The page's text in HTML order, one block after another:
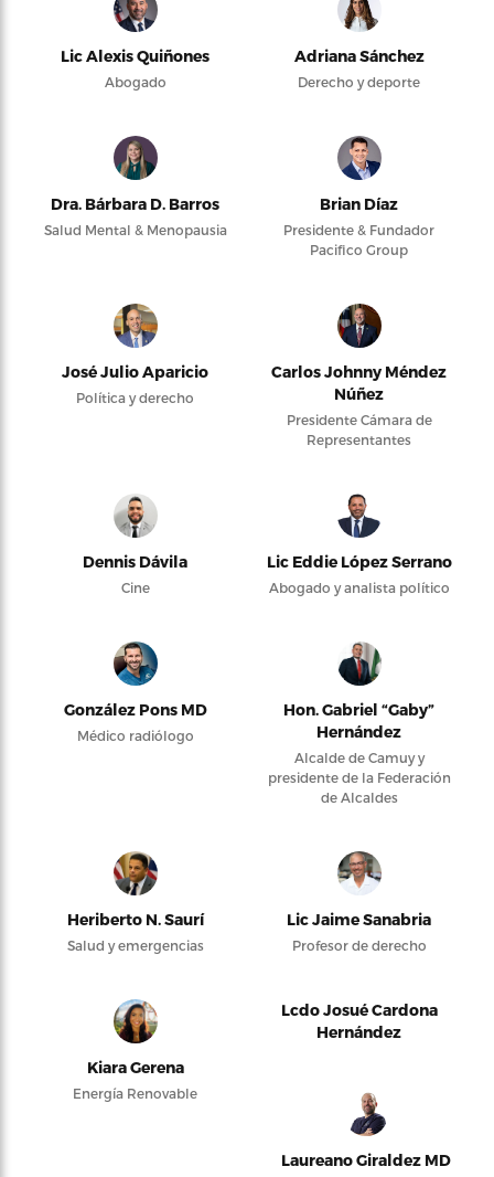
Lic Alexis Quiñones
Abogado
Adriana Sánchez
Derecho y deporte
Dra. Bárbara D. Barros
Salud Mental & Menopausia
Brian Díaz
Presidente & Fundador
Pacifico Group
José Julio Aparicio
Política y derecho
Carlos Johnny Méndez
Núñez
Presidente Cámara de
Representantes
Dennis Dávila
Cine
Lic Eddie López Serrano
Abogado y analista político
González Pons MD
Médico radiólogo
Hon. Gabriel “Gaby”
Hernández
Alcalde de Camuy y
presidente de la Federación
de Alcaldes
Heriberto N. Saurí
Salud y emergencias
Lic Jaime Sanabria
Profesor de derecho
Kiara Gerena
Energía Renovable
Lcdo Josué Cardona
Hernández
Laureano Giraldez MD